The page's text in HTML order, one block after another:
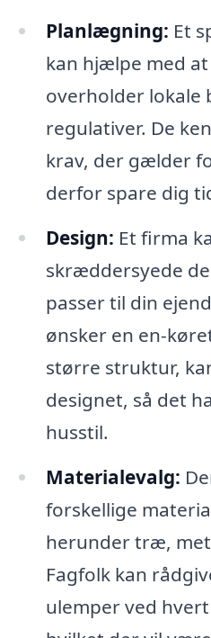
Planlægning: Et
kan hjælpe med
overholder lokale
regulativer. De
krav, der gælder
derfor spare dig
Design: Et firma
skræddersyede
passer til din
ønsker en en-
større struktur,
designet, så det
husstil.
Materialevalg:
forskellige
herunder træ,
Fagfolk kan
ulemper ved